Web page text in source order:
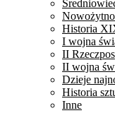
Historia
I wojna
II
II wojna
Dzieje
Historia
Inne